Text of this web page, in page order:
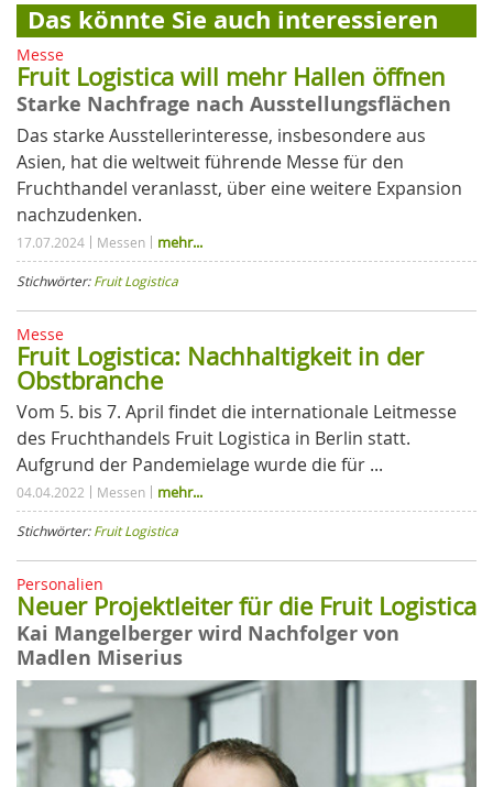
Das könnte Sie auch interessieren
Messe
Fruit Logistica will mehr Hallen öffnen
Starke Nachfrage nach Ausstellungsflächen
Das starke Ausstellerinteresse, insbesondere aus
Asien, hat die weltweit führende Messe für den
Fruchthandel veranlasst, über eine weitere Expansion
nachzudenken.
17.07.2024 Messen mehr...
Stichwörter:Fruit Logistica
Messe
Fruit Logistica: Nachhaltigkeit in der
Obstbranche
Vom 5. bis 7. April findet die internationale Leitmesse
des Fruchthandels Fruit Logistica in Berlin statt.
Aufgrund der Pandemielage wurde die für ...
04.04.2022 Messen mehr...
Stichwörter:Fruit Logistica
Personalien
Neuer Projektleiter für die Fruit Logistica
Kai Mangelberger wird Nachfolger von
Madlen Miserius